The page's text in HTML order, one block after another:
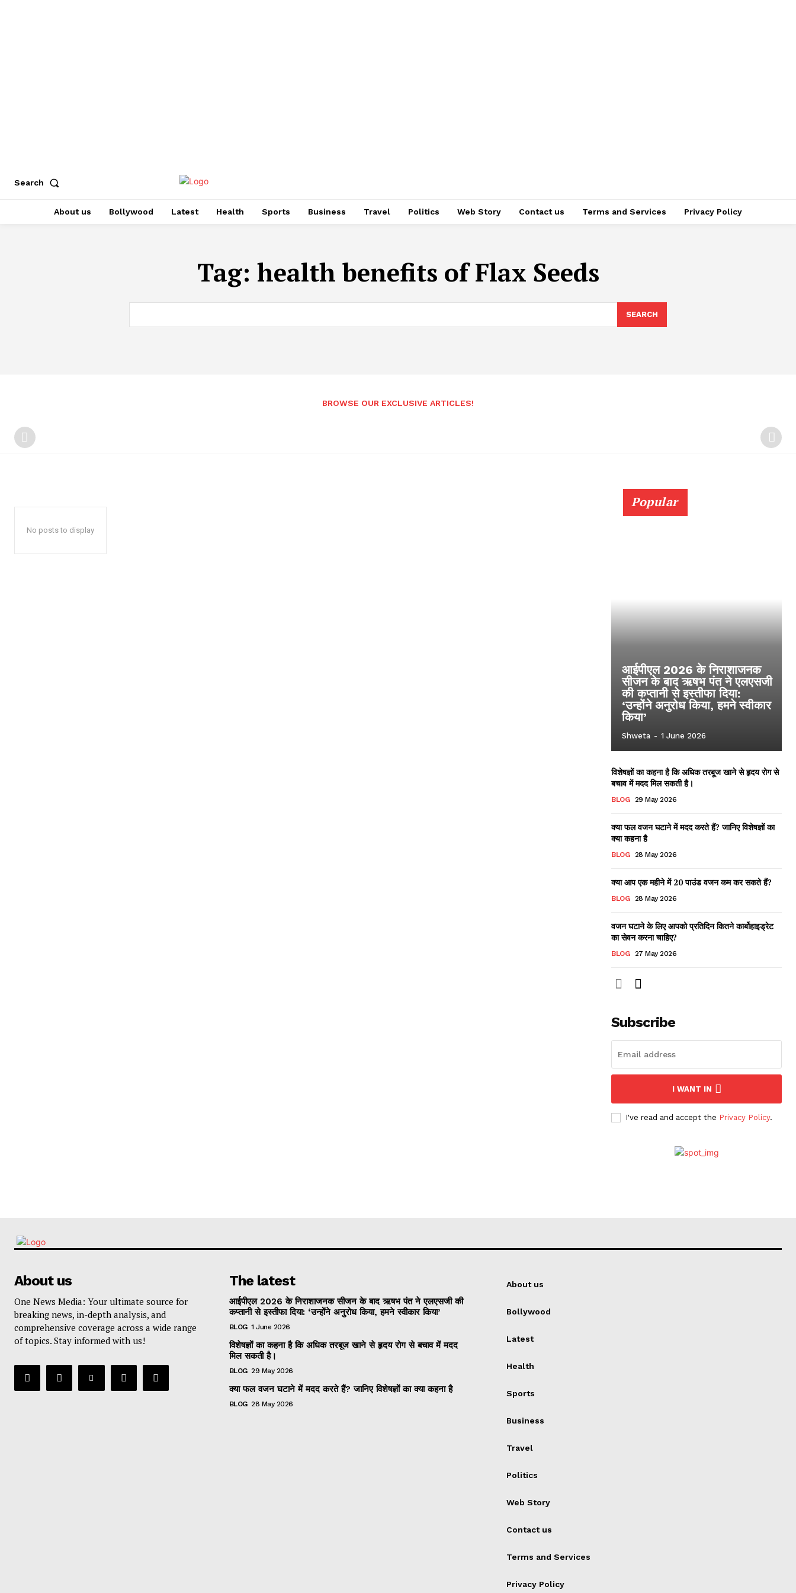
Search
About us Bollywood Latest Health Sports Business Travel Politics Web Story Contact us Terms and Services Privacy Policy
Tag: health benefits of Flax Seeds
SEARCH
BROWSE OUR EXCLUSIVE ARTICLES!
No posts to display
Popular
आईपीएल 2026 के निराशाजनक
सीजन के बाद ऋषभ पंत ने एलएसजी
की कप्तानी से इस्तीफा दिया:
‘उन्होंने अनुरोध किया, हमने स्वीकार
किया’
Shweta - 1 June 2026
विशेषज्ञों का कहना है कि अधिक तरबूज खाने से हृदय रोग से
बचाव में मदद मिल सकती है।
BLOG 29 May 2026
क्या फल वजन घटाने में मदद करते हैं? जानिए विशेषज्ञों का
क्या कहना है
BLOG 28 May 2026
क्या आप एक महीने में 20 पाउंड वजन कम कर सकते हैं?
BLOG 28 May 2026
वजन घटाने के लिए आपको प्रतिदिन कितने कार्बोहाइड्रेट
का सेवन करना चाहिए?
BLOG 27 May 2026
Subscribe
I WANT IN
I've read and accept the Privacy Policy.
About us
One News Media: Your ultimate source for
breaking news, in-depth analysis, and
comprehensive coverage across a wide range
of topics. Stay informed with us!
The latest
आईपीएल 2026 के निराशाजनक सीजन के बाद ऋषभ पंत ने एलएसजी की
कप्तानी से इस्तीफा दिया: ‘उन्होंने अनुरोध किया, हमने स्वीकार किया’
BLOG 1 June 2026
विशेषज्ञों का कहना है कि अधिक तरबूज खाने से हृदय रोग से बचाव में मदद
मिल सकती है।
BLOG 29 May 2026
क्या फल वजन घटाने में मदद करते हैं? जानिए विशेषज्ञों का क्या कहना है
BLOG 28 May 2026
About us
Bollywood
Latest
Health
Sports
Business
Travel
Politics
Web Story
Contact us
Terms and Services
Privacy Policy